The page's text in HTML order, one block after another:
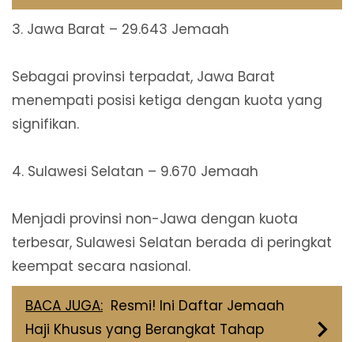
3. Jawa Barat – 29.643 Jemaah
Sebagai provinsi terpadat, Jawa Barat
menempati posisi ketiga dengan kuota yang
signifikan.
4. Sulawesi Selatan – 9.670 Jemaah
Menjadi provinsi non-Jawa dengan kuota
terbesar, Sulawesi Selatan berada di peringkat
keempat secara nasional.
BACA JUGA: Resmi! Ini Daftar Jemaah
Haji Khusus yang Berangkat Tahap